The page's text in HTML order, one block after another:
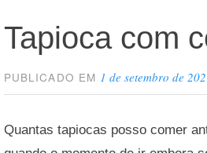
Tapioca com
PUBLICADO EM 1 de setembro de
Quantas tapiocas posso comer